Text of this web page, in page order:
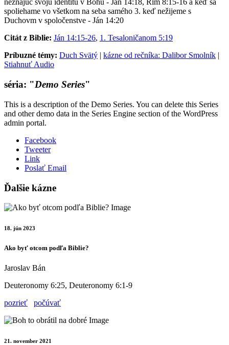
neznajúc svoju identitu v Bohu - Ján 14:18, Rim 8:15-16 a keď sa
spoliehame vo všetkom na seba samého 3. keď nežijeme s
Duchovm v spoločenstve - Ján 14:20
Citát z Biblie: Ján 14:15-26, 1. Tesaloničanom 5:19
Príbuzné témy: Duch Svätý | kázne od rečníka: Dalibor Smolník |
Stiahnuť Audio
séria: "Demo Series"
This is a description of the Demo Series. You can delete this Series
and other demo data in the Series Engine section of the WordPress
admin portal.
Facebook
Tweeter
Link
Poslať Email
Ďalšie kázne
18. jún 2023
Ako byť otcom podľa Biblie?
Jaroslav Bán
Deuteronomy 6:25, Deuteronomy 6:1-9
pozrieť
počúvať
21. november 2021